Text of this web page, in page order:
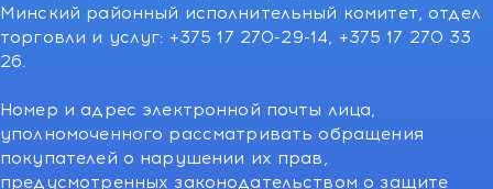
Минский районный исполнительный комитет, отдел
торговли и услуг: +375 17 270-29-14, +375 17 270 33
26.
Номер и адрес электронной почты лица,
уполномоченного рассматривать обращения
покупателей о нарушении их прав,
предусмотренных законодательством о защите